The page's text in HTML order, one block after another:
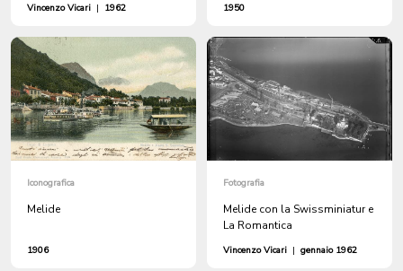
Vincenzo Vicari | 1962
1950
Iconografica
Melide
1906
Fotografia
Melide con la Swissminiatur e
La Romantica
Vincenzo Vicari | gennaio 1962